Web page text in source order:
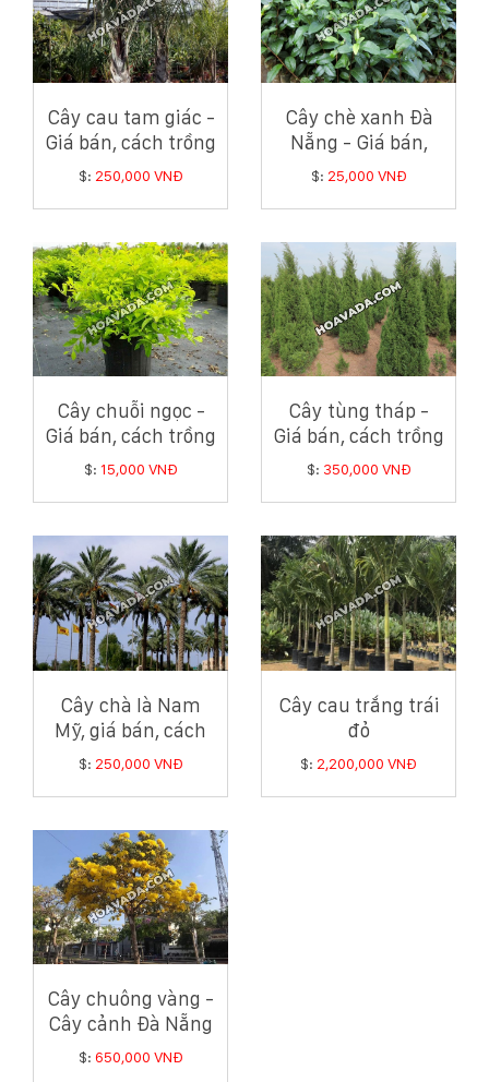
Cây cau tam giác -
Giá bán, cách trồng
và chăm sóc cây
$: 250,000 VNĐ
Cây chè xanh Đà
Nẵng - Giá bán,
cách trồng và
xanh
$: 25,000 VNĐ
Cây chuỗi ngọc -
Giá bán, cách trồng
và chăm sóc cây
$: 15,000 VNĐ
Cây tùng tháp -
Giá bán, cách trồng
và chăm sóc cây
$: 350,000 VNĐ
Cây chà là Nam
Mỹ, giá bán, cách
trồng và chăm sóc
$: 250,000 VNĐ
Cây cau trắng trái
đỏ
$: 2,200,000 VNĐ
Cây chuông vàng -
Cây cảnh Đà Nẵng
$: 650,000 VNĐ